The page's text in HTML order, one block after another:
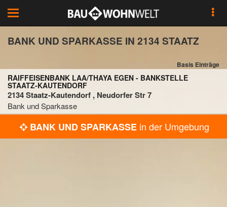
Toggle
navigation
BANK UND SPARKASSE IN 2134 STAATZ
Basis Einträge
RAIFFEISENBANK LAA/THAYA EGEN - BANKSTELLE
STAATZ-KAUTENDORF
2134 Staatz-Kautendorf , Neudorfer Str 7
Bank und Sparkasse
BANK UND SPARKASSE in der Umgebung